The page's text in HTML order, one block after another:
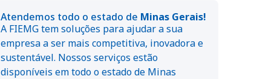
Atendemos todo o estado de Minas Gerais!
A FIEMG tem soluções para ajudar a sua
empresa a ser mais competitiva, inovadora e
sustentável. Nossos serviços estão
disponíveis em todo o estado de Minas